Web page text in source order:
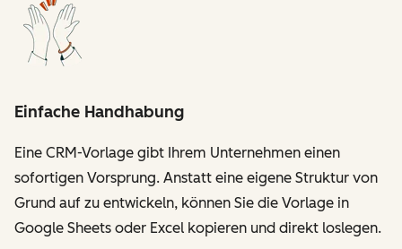
Einfache Handhabung
Eine CRM-Vorlage gibt Ihrem Unternehmen einen
sofortigen Vorsprung. Anstatt eine eigene Struktur von
Grund auf zu entwickeln, können Sie die Vorlage in
Google Sheets oder Excel kopieren und direkt loslegen.